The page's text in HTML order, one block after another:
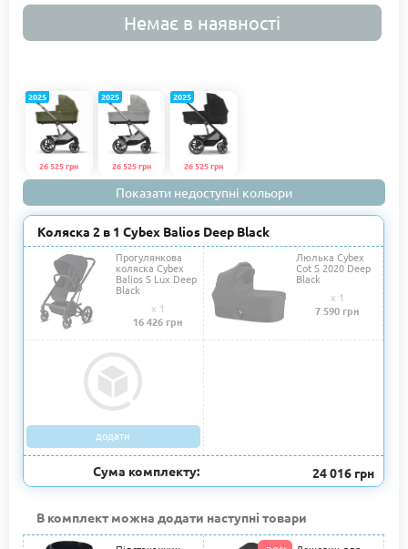
Немає в наявності
26 525 грн
2025
26 525 грн
2025
26 525 грн
2025
Показати недоступні кольори
Коляска 2 в 1 Cybex Balios Deep Black
Прогулянкова
коляска Cybex
Balios S Lux Deep
Black
x 1
16 426 грн
Люлька Cybex
Cot S 2020 Deep
Black
x 1
7 590 грн
додати
Сума комплекту: 24 016 грн
В комплект можна додати наступні товари